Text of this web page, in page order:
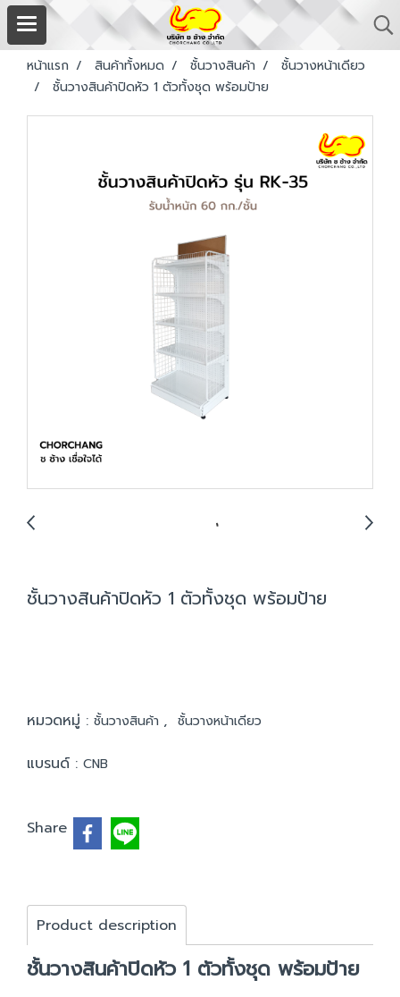
หน้าแรก สินค้าทั้งหมด ชั้นวางสินค้า
ชั้นวางหน้าเดียว
ชั้นวางสินค้าปิดหัว 1 ตัวทั้งชุด พร้อมป้าย
ชั้นวางสินค้าปิดหัว 1 ตัวทั้งชุด พร้อมป้าย
หมวดหมู่ : ชั้นวางสินค้า , ชั้นวางหน้าเดียว
แบรนด์ : CNB
Share
Product description
ชั้นวางสินค้าปิดหัว 1 ตัวทั้งชุด พร้อมป้าย